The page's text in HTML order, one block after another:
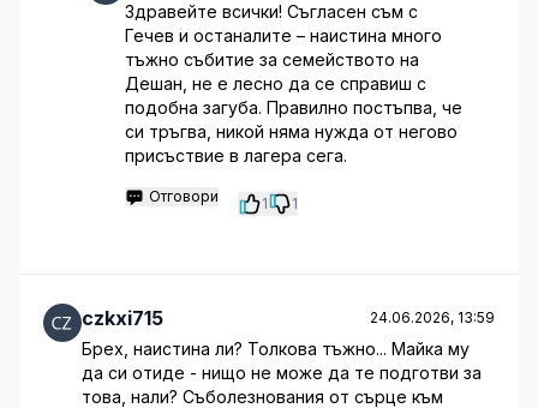
Здравейте всички! Съгласен съм с
Гечев и останалите – наистина много
тъжно събитие за семейството на
Дешан, не е лесно да се справиш с
подобна загуба. Правилно постъпва, че
си тръгва, никой няма нужда от негово
присъствие в лагера сега.
Отговори 1 1
czkxi715 24.06.2026, 13:59
Брех, наистина ли? Толкова тъжно... Майка му
да си отиде - нищо не може да те подготви за
това, нали? Съболезнования от сърце към